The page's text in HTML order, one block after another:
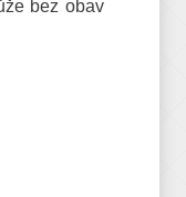
bez obav